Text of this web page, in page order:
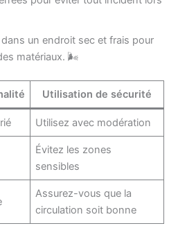
un endroit sec et frais pour
matériaux. 🌬️
Utilisation de sécurité
Utilisez avec modération
Évitez les zones
sensibles
Assurez-vous que la
circulation soit bonne